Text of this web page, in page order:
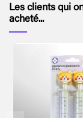
Les clients qui
acheté...